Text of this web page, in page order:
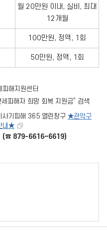
월 20만원 이내, 실비, 최대
12개월
100만원, 정액, 1회
50만원, 정액, 1회
해지원센터
피해자 희망 회복 지원금” 검색
사기피해 365 열린창구 ★관악구
내★
(☎ 879-6616~6619)